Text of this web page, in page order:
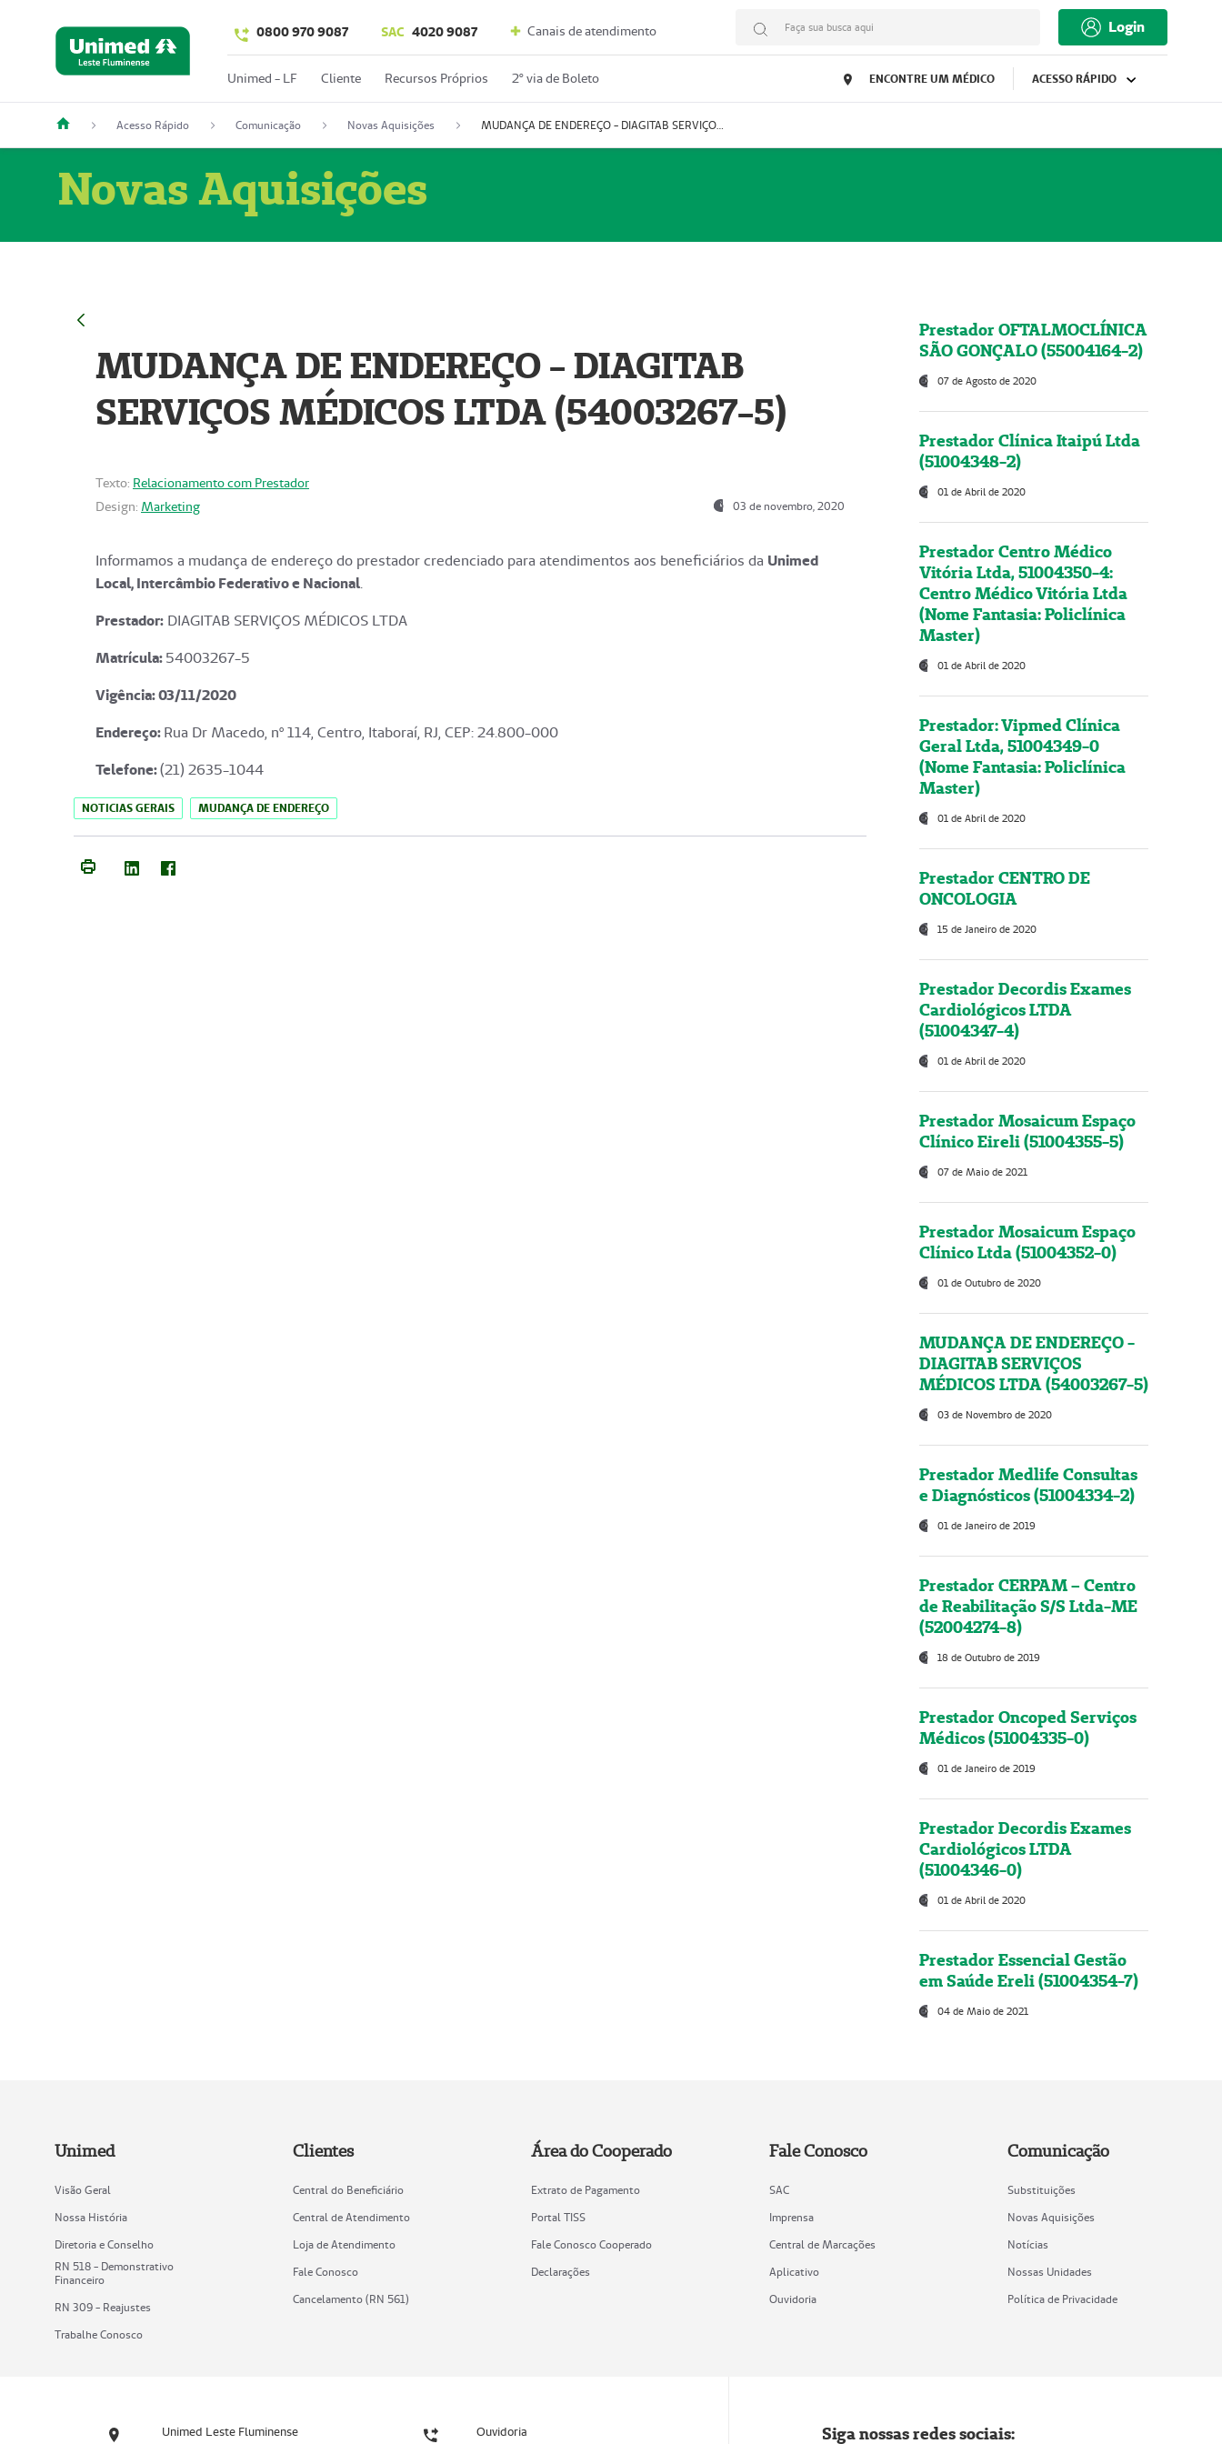
0800 970 9087 SAC 4020 9087 Canais de atendimento Faça sua busca aqui Login
Unimed - LF Cliente Recursos Próprios 2º via de Boleto ENCONTRE UM MÉDICO ACESSO RÁPIDO
Acesso Rápido Comunicação Novas Aquisições MUDANÇA DE ENDEREÇO - DIAGITAB SERVIÇOS MÉDICOS LTDA (54003267-5)
Novas Aquisições
MUDANÇA DE ENDEREÇO - DIAGITAB
SERVIÇOS MÉDICOS LTDA (54003267-5)
Texto: Relacionamento com Prestador
Design: Marketing 03 de novembro, 2020
Informamos a mudança de endereço do prestador credenciado para atendimentos aos beneficiários da Unimed
Local, Intercâmbio Federativo e Nacional.
Prestador: DIAGITAB SERVIÇOS MÉDICOS LTDA
Matrícula:54003267-5
Vigência: 03/11/2020
Endereço:Rua Dr Macedo, nº 114, Centro, Itaboraí, RJ, CEP: 24.800-000
Telefone:(21) 2635-1044
NOTICIAS GERAIS MUDANÇA DE ENDEREÇO
Prestador OFTALMOCLÍNICA
SÃO GONÇALO (55004164-2)
07 de Agosto de 2020
Prestador Clínica Itaipú Ltda
(51004348-2)
01 de Abril de 2020
Prestador Centro Médico
Vitória Ltda, 51004350-4:
Centro Médico Vitória Ltda
(Nome Fantasia: Policlínica
Master)
01 de Abril de 2020
Prestador: Vipmed Clínica
Geral Ltda, 51004349-0
(Nome Fantasia: Policlínica
Master)
01 de Abril de 2020
Prestador CENTRO DE
ONCOLOGIA
15 de Janeiro de 2020
Prestador Decordis Exames
Cardiológicos LTDA
(51004347-4)
01 de Abril de 2020
Prestador Mosaicum Espaço
Clínico Eireli (51004355-5)
07 de Maio de 2021
Prestador Mosaicum Espaço
Clínico Ltda (51004352-0)
01 de Outubro de 2020
MUDANÇA DE ENDEREÇO -
DIAGITAB SERVIÇOS
MÉDICOS LTDA (54003267-5)
03 de Novembro de 2020
Prestador Medlife Consultas
e Diagnósticos (51004334-2)
01 de Janeiro de 2019
Prestador CERPAM – Centro
de Reabilitação S/S Ltda-ME
(52004274-8)
18 de Outubro de 2019
Prestador Oncoped Serviços
Médicos (51004335-0)
01 de Janeiro de 2019
Prestador Decordis Exames
Cardiológicos LTDA
(51004346-0)
01 de Abril de 2020
Prestador Essencial Gestão
em Saúde Ereli (51004354-7)
04 de Maio de 2021
Unimed
Visão Geral
Nossa História
Diretoria e Conselho
RN 518 - Demonstrativo
Financeiro
RN 309 - Reajustes
Trabalhe Conosco
Clientes
Central do Beneficiário
Central de Atendimento
Loja de Atendimento
Fale Conosco
Cancelamento (RN 561)
Área do Cooperado
Extrato de Pagamento
Portal TISS
Fale Conosco Cooperado
Declarações
Fale Conosco
SAC
Imprensa
Central de Marcações
Aplicativo
Ouvidoria
Comunicação
Substituições
Novas Aquisições
Notícias
Nossas Unidades
Política de Privacidade
Unimed Leste Fluminense Ouvidoria Siga nossas redes sociais: